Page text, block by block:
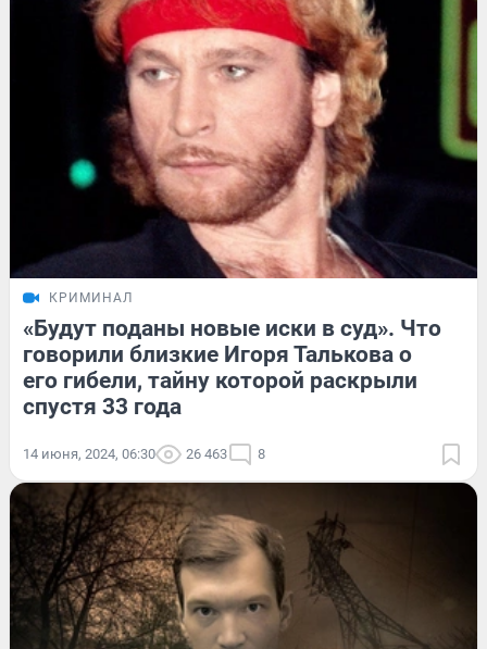
КРИМИНАЛ
«Будут поданы новые иски в суд». Что
говорили близкие Игоря Талькова о
его гибели, тайну которой раскрыли
спустя 33 года
14 июня, 2024, 06:30 26 463 8